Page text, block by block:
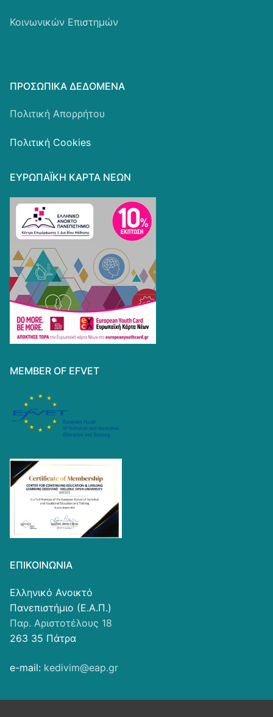
Κοινωνικών Επιστημών
ΠΡΟΣΩΠΙΚΆ ΔΕΔΟΜΈΝΑ
Πολιτική Απορρήτου
Πολιτική Cookies
ΕΥΡΩΠΑΪΚΗ ΚΑΡΤΑ ΝΕΩΝ
MEMBER OF EFVET
ΕΠΙΚΟΙΝΩΝΊΑ
Ελληνικό Ανοικτό
Πανεπιστήμιο (Ε.Α.Π.)
Παρ. Αριστοτέλους 18
263 35 Πάτρα
e-mail: kedivim@eap.gr